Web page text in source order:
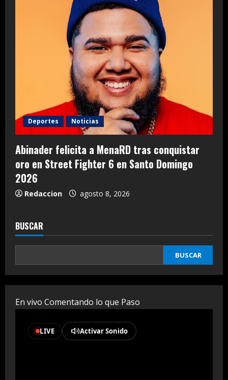
Deportes Noticias
Abinader felicita a MenaRD tras conquistar
oro en Street Fighter 6 en Santo Domingo
2026
Redaccion agosto 8, 2026
BUSCAR
BUSCAR
En vivo Comentando lo que Paso